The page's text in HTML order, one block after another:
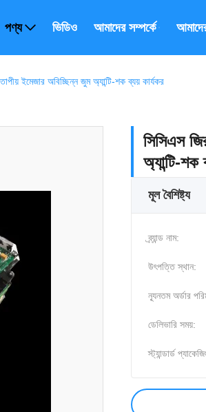
পণ্য ভিডিও আমাদের সম্পর্কে
ইমেজার অবিচ্ছিন্ন জুম অ্যান্টি-শক ব্যয় কার্যকর
সিসিএস
অ্যান্টি-শক
মূল বৈশিষ্ট্য
ব্র্যান্ড নাম:
উৎপত্তি স্থান:
ন্যূনতম অর্ডার
ডেলিভারি সময়:
স্ট্যান্ডার্ড